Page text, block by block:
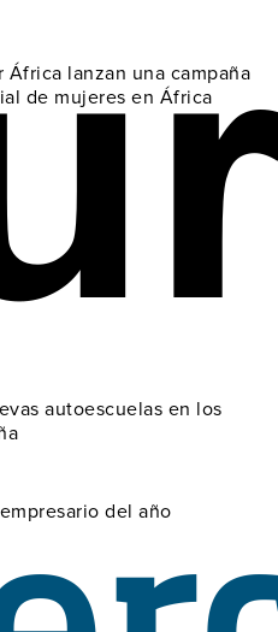
lanzan una campaña
de mujeres en África
autoescuelas en los
del año